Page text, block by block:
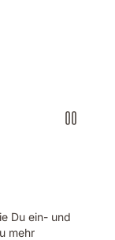
Du ein- und
mehr